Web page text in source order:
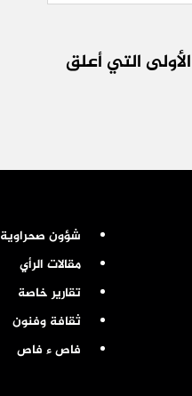
التي أعلق
شؤون صحراوية
مقالات الرأي
تقارير خاصة
ثقافة وفنون
فاص ء فاص